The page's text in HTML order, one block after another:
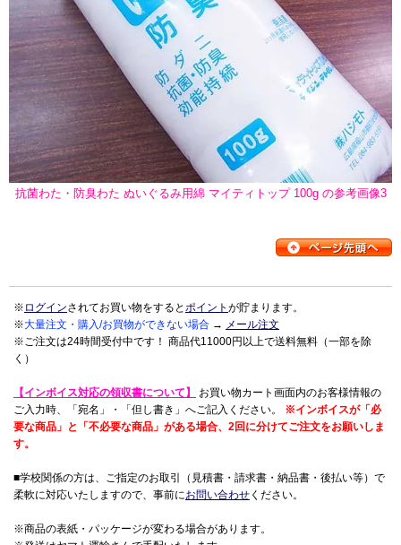
抗菌わた・防臭わた ぬいぐるみ用綿 マイティトップ 100g の参考画像3
※ ログインされてお買い物をするとポイント が貯まります。
※大量注文・購入/お買物ができない場合 → メール注文
※ご注文は24時間受付中です！ 商品代11000円以上で送料無料（一部を除
く）
【インボイス対応の領収書について】
お買い物カート画面内のお客様情報の
ご入力時、「宛名」・「但し書き」へご記入ください。 ※インボイスが「必
要な商品」と「不必要な商品」がある場合、2回に分けてご注文をお願いしま
す。
■学校関係の方は、ご指定のお取引（見積書・請求書・納品書・後払い等）で
柔軟に対応いたしますので、事前にお問い合わせ ください。
※商品の表紙・パッケージが変わる場合があります。